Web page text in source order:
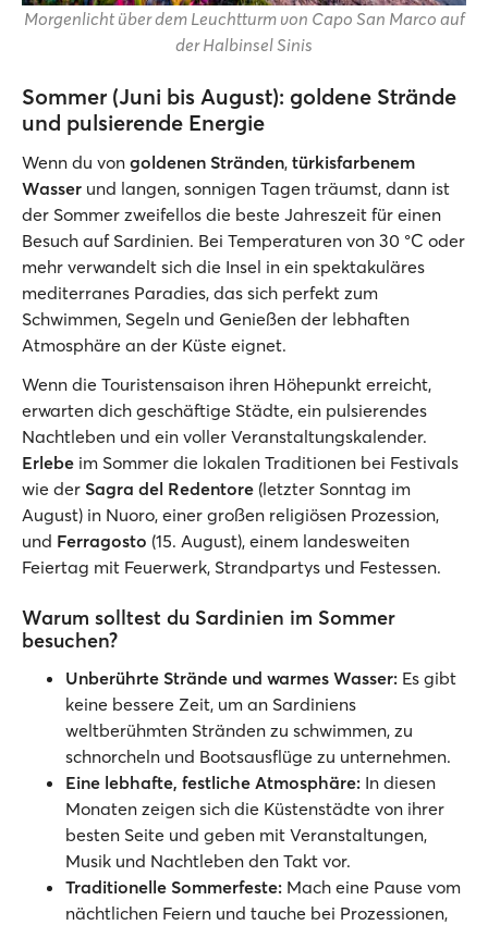
Morgenlicht über dem Leuchtturm von Capo San Marco auf
der Halbinsel Sinis
Sommer (Juni bis August): goldene Strände
und pulsierende Energie
Wenn du von goldenen Stränden, türkisfarbenem
Wasser und langen, sonnigen Tagen träumst, dann ist
der Sommer zweifellos die beste Jahreszeit für einen
Besuch auf Sardinien. Bei Temperaturen von 30 °C oder
mehr verwandelt sich die Insel in ein spektakuläres
mediterranes Paradies, das sich perfekt zum
Schwimmen, Segeln und Genießen der lebhaften
Atmosphäre an der Küste eignet.
Wenn die Touristensaison ihren Höhepunkt erreicht,
erwarten dich geschäftige Städte, ein pulsierendes
Nachtleben und ein voller Veranstaltungskalender.
Erlebe im Sommer die lokalen Traditionen bei Festivals
wie der Sagra del Redentore (letzter Sonntag im
August) in Nuoro, einer großen religiösen Prozession,
und Ferragosto (15. August), einem landesweiten
Feiertag mit Feuerwerk, Strandpartys und Festessen.
Warum solltest du Sardinien im Sommer
besuchen?
Unberührte Strände und warmes Wasser: Es gibt
keine bessere Zeit, um an Sardiniens
weltberühmten Stränden zu schwimmen, zu
schnorcheln und Bootsausflüge zu unternehmen.
Eine lebhafte, festliche Atmosphäre: In diesen
Monaten zeigen sich die Küstenstädte von ihrer
besten Seite und geben mit Veranstaltungen,
Musik und Nachtleben den Takt vor.
Traditionelle Sommerfeste: Mach eine Pause vom
nächtlichen Feiern und tauche bei Prozessionen,